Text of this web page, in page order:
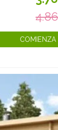
COMIENZA